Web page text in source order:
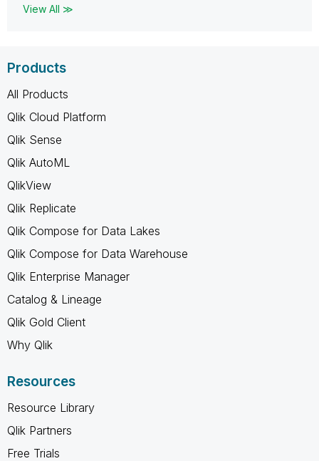
View All ≫
Products
All Products
Qlik Cloud Platform
Qlik Sense
Qlik AutoML
QlikView
Qlik Replicate
Qlik Compose for Data Lakes
Qlik Compose for Data Warehouse
Qlik Enterprise Manager
Catalog & Lineage
Qlik Gold Client
Why Qlik
Resources
Resource Library
Qlik Partners
Free Trials